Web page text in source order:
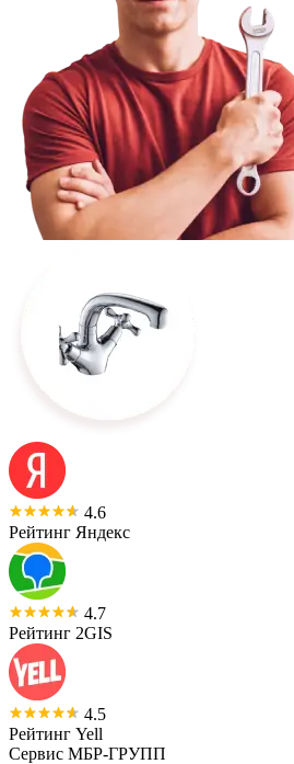
4.6
Рейтинг Яндекс
4.7
Рейтинг 2GIS
4.5
Рейтинг Yell
Сервис МБР-ГРУПП